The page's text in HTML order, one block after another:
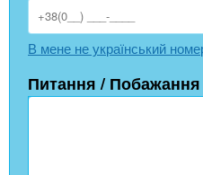
В мене не український
Питання /